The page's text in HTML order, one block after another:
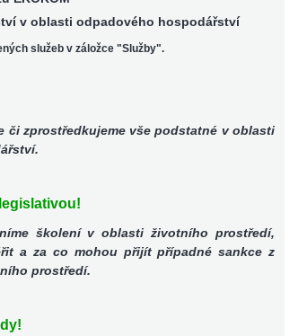
v oblasti odpadového hospodářství
služeb v záložce "Služby".
či zprostředkujeme vše podstatné v oblasti
školení v oblasti životního prostředí,
a za co mohou přijít případné sankce z
prostředí.